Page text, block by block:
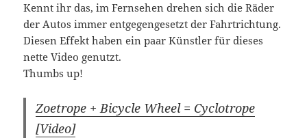
Kennt ihr das, im Fernsehen drehen sich die Räder
der Autos immer entgegengesetzt der Fahrtrichtung.
Diesen Effekt haben ein paar Künstler für dieses
nette Video genutzt.
Thumbs up!
Zoetrope + Bicycle Wheel = Cyclotrope
[Video]